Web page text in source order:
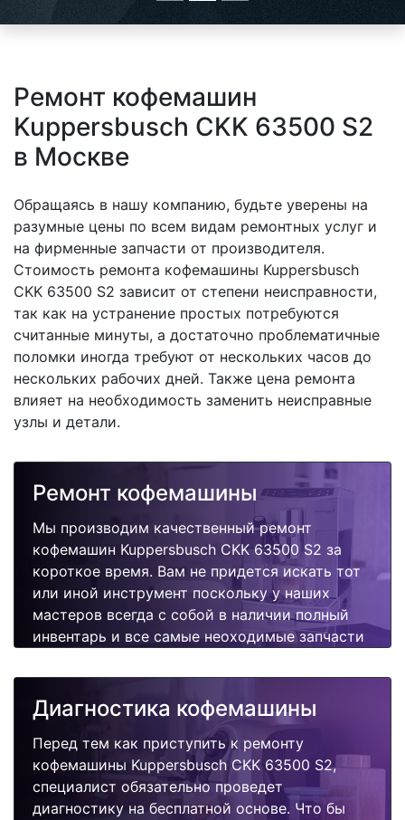
Ремонт кофемашин
Kuppersbusch CKK 63500 S2
в Москве
Обращаясь в нашу компанию, будьте уверены на
разумные цены по всем видам ремонтных услуг и
на фирменные запчасти от производителя.
Стоимость ремонта кофемашины Kuppersbusch
CKK 63500 S2 зависит от степени неисправности,
так как на устранение простых потребуются
считанные минуты, а достаточно проблематичные
поломки иногда требуют от нескольких часов до
нескольких рабочих дней. Также цена ремонта
влияет на необходимость заменить неисправные
узлы и детали.
Ремонт кофемашины
Мы производим качественный ремонт
кофемашин Kuppersbusch CKK 63500 S2 за
короткое время. Вам не придется искать тот
или иной инструмент поскольку у наших
мастеров всегда с собой в наличии полный
инвентарь и все самые неоходимые запчасти
быстро, качественно и недорого.
Диагностика кофемашины
Перед тем как приступить к ремонту
кофемашины Kuppersbusch CKK 63500 S2,
специалист обязательно проведет
диагностику на бесплатной основе. Что бы